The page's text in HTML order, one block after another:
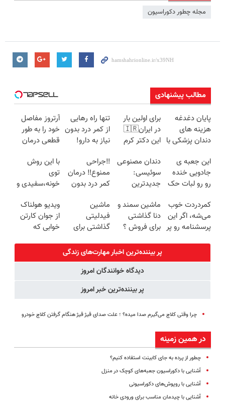
مجله چطور دکوراسیون
مطالب پیشنهادی
پایان دغدغه
هزینه های
دندان پزشکی با
کننده خانگی
برای اولین بار
در ایران🇮🇷
این دکتر کرم
روزه ساخت!
تنها راه رهایی
از کمر درد بدون
نیاز به دارو!
آرتروز مفاصل
خود را به طور
قطعی درمان
◗پرسش‌نامه◖
این جعبه ی
جادویی خنده
رو رو لبات حک
خرید40%تخفیف
دندان مصنوعی
سوئیسی:
جدیدترین
سبک و مقاوم |
پرداخت قسطی
‼️جراحی
ممنوع‼️ درمان
کمر درد بدون
نقاهت
با این روش
توی
خونه،سفیدی و
برگردون
(40%off)
کمردردت خوب
می‌شه، اگر این
پرسشنامه رو پر
ماشین سمند و
دنا گذاشتی
برای فروش ؟
راحت بفروش
ماشین
فیدلیتی
گذاشتی برای
سریع و راحت
بفروش
ویدیو هولناک
از جوان کارتن
خوابی که
پر بیننده‌ترین اخبار مهارت‌های زندگی
دیدگاه خوانندگان امروز
پر بیننده‌ترین خبر امروز
چرا وقتی کلاچ می‌گیرم صدا میده؟ ؛ علت صدای قیژ قیژ هنگام گرفتن کلاچ خودرو
در همین زمینه
چطور از پرده‌ به جای کابینت استفاده کنیم؟
آشنایی با دکوراسیون جعبه‌های کوچک در منزل
آشنایی با روپوش‌های دکوراسیونی
آشنایی با چیدمان مناسب برای ورودی خانه